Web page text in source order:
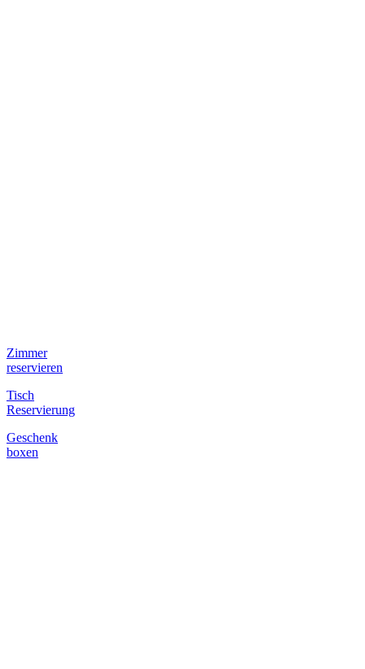
Zimmer
reservieren
Tisch
Reservierung
Geschenk
boxen